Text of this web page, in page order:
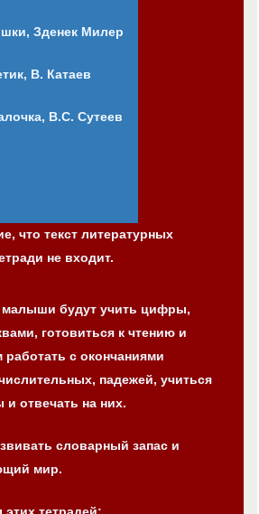
Зденек Милер
В. Катаев
В.С. Сутеев
что текст литературных
не входит.
малыши будут учить цифры,
готовиться к чтению и
с окончаниями
падежей, учиться
отвечать на них.
словарный запас и
мир.
тетрадей: